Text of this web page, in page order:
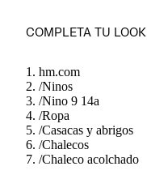
COMPLETA TU LOOK
hm.com
/Ninos
/Nino 9 14a
/Ropa
/Casacas y abrigos
/Chalecos
/Chaleco acolchado